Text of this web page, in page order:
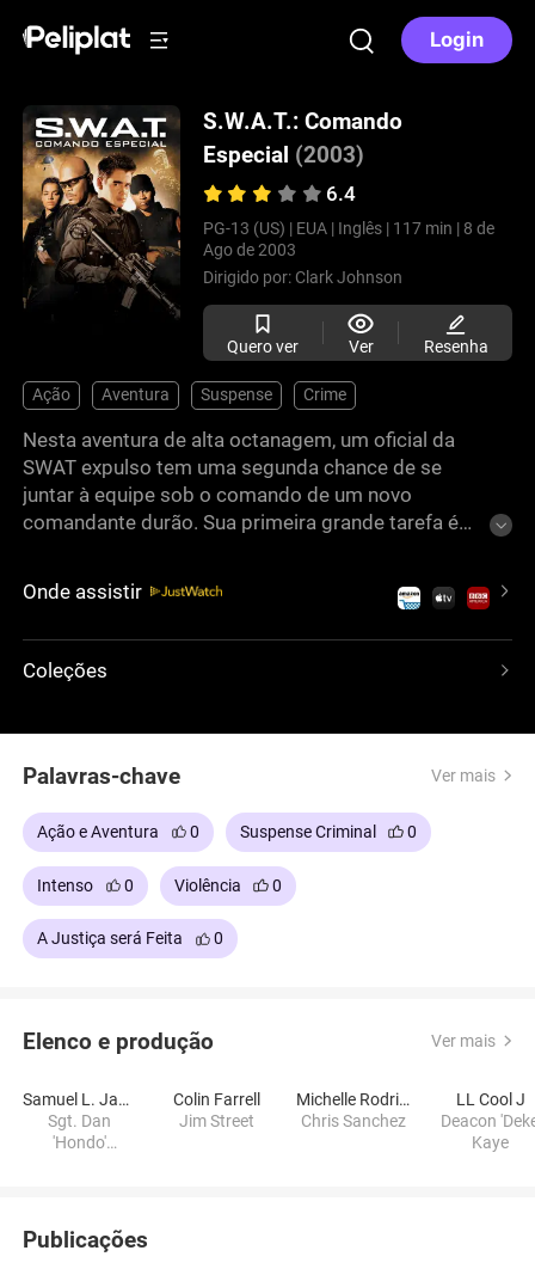
Login
S.W.A.T.: Comando
Especial (2003)
6.4
PG-13 (US) | EUA | Inglês | 117 min | 8 de
Ago de 2003
Dirigido por: Clark Johnson
Quero ver Ver Resenha
Ação Aventura Suspense Crime
Nesta aventura de alta octanagem, um oficial da
SWAT expulso tem uma segunda chance de se
juntar à equipe sob o comando de um novo
comandante durão. Sua primeira grande tarefa é
para quem conseguir libertá-lo. A oferta
toda a cidade, testando a habilidade e a lealdade da
equipe. Esse filme é emocionante e recomendado
dinâmico.
Onde assistir
Coleções
Palavras-chave Ver mais
Ação e Aventura 0 Suspense Criminal 0
Intenso 0 Violência 0
A Justiça será Feita 0
Elenco e produção Ver mais
Samuel L. Jackson
Sgt. Dan
'Hondo'
Colin Farrell
Jim Street
Michelle Rodriguez
Chris Sanchez
LL Cool J
Deacon
Kaye
Publicações